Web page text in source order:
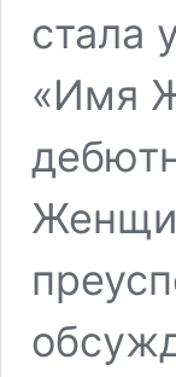
стала
«Имя